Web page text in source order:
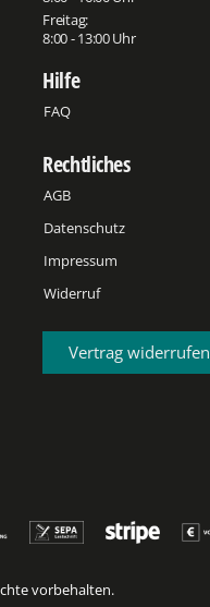
Freitag:
8:00 - 13:00 Uhr
Hilfe
FAQ
Rechtliches
AGB
Datenschutz
Impressum
Widerruf
Vertrag widerrufen
vorbehalten.